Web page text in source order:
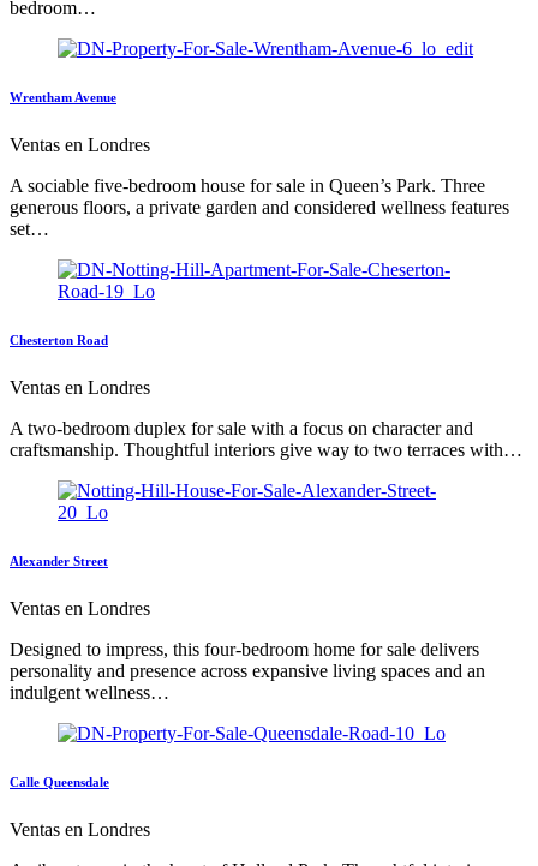
bedroom…
Wrentham Avenue
Ventas en Londres
A sociable five-bedroom house for sale in Queen’s Park. Three
generous floors, a private garden and considered wellness features
set…
Chesterton Road
Ventas en Londres
A two-bedroom duplex for sale with a focus on character and
craftsmanship. Thoughtful interiors give way to two terraces with…
Alexander Street
Ventas en Londres
Designed to impress, this four-bedroom home for sale delivers
personality and presence across expansive living spaces and an
indulgent wellness…
Calle Queensdale
Ventas en Londres